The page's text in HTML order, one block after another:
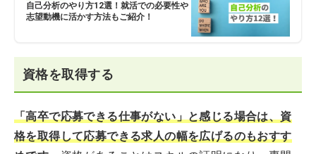
自己分析のやり方12選！就活での必要性や
志望動機に活かす方法もご紹介！
資格を取得する
「高卒で応募できる仕事がない」と感じる場合は、資
格を取得して応募できる求人の幅を広げるのもおすす